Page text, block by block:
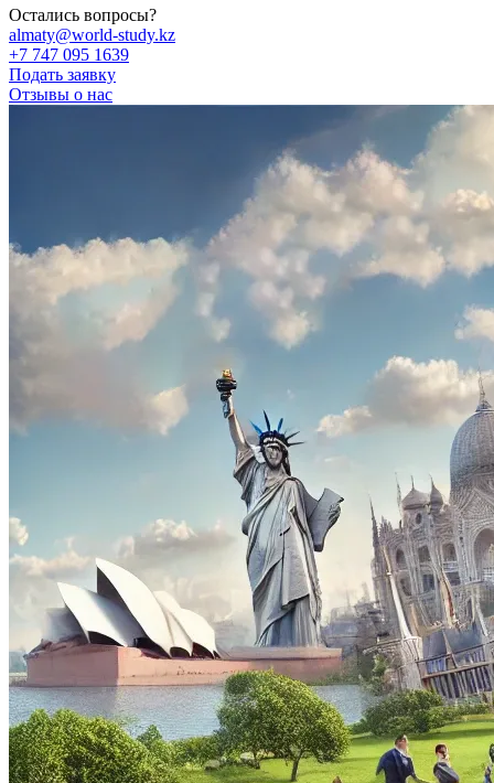
Остались вопросы?
almaty@world-study.kz
+7 747 095 1639
Подать заявку
Отзывы о нас